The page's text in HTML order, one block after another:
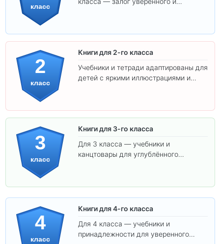
класс
2
класс
Книги для 2-го класса
Учебники и тетради адаптированы для
детей с яркими иллюстрациями и
3
класс
Книги для 3-го класса
Для 3 класса — учебники и
канцтовары для углублённого
4
класс
Книги для 4-го класса
Для 4 класса — учебники и
принадлежности для уверенного